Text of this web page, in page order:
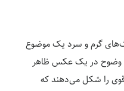
گرم و سرد یک موضوع
وضوح در یک عکس ظاهر
را شکل می‌دهند که